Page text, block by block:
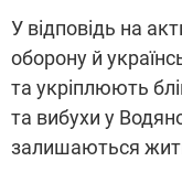
У відповідь на
оборону й
та укріплюють
та вибухи у
залишаються